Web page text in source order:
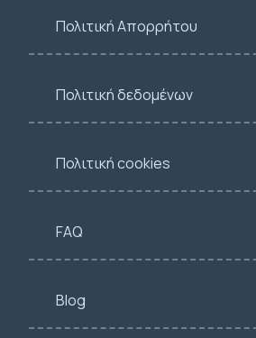
Πολιτική Απορρήτου
Πολιτική δεδομένων
Πολιτική cookies
FAQ
Blog